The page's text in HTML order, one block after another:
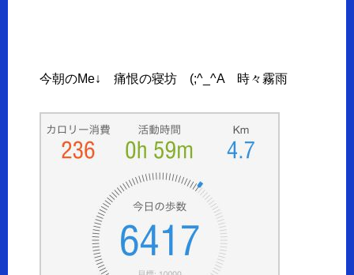
今朝のMe↓ 痛恨の寝坊 (;^_^A 時々霧雨